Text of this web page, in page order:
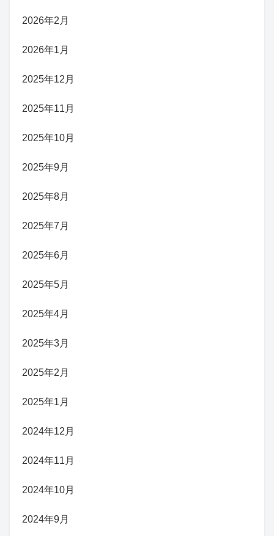
2026年2月
2026年1月
2025年12月
2025年11月
2025年10月
2025年9月
2025年8月
2025年7月
2025年6月
2025年5月
2025年4月
2025年3月
2025年2月
2025年1月
2024年12月
2024年11月
2024年10月
2024年9月